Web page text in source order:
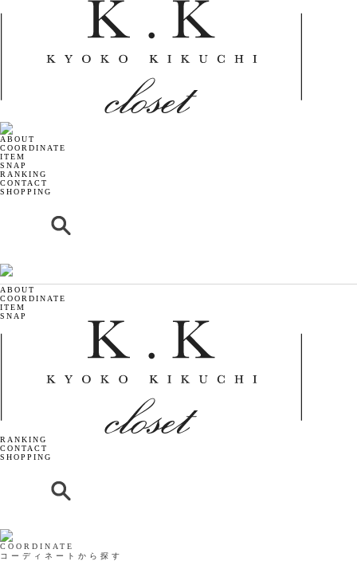
ABOUT
COORDINATE
ITEM
SNAP
RANKING
CONTACT
SHOPPING
ABOUT
COORDINATE
ITEM
SNAP
RANKING
CONTACT
SHOPPING
COORDINATE
コーディネートから探す